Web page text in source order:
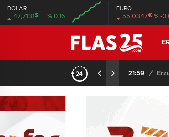
DOLAR
47,7131 $ % 0.16
EURO
55,0347€ % -
21:59 /